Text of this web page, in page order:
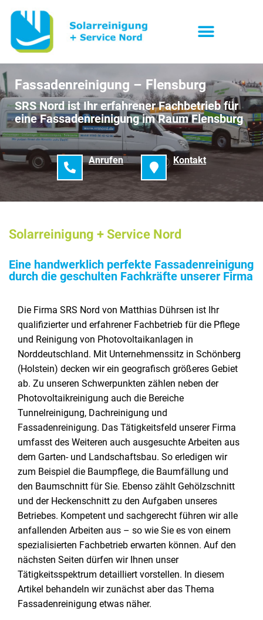
Fassadenreinigung – Flensburg
SRS Nord ist Ihr erfahrener Fachbetrieb für
eine Fassadenreinigung im Raum Flensburg
Anrufen Kontakt
Solarreinigung + Service Nord
Eine handwerklich perfekte Fassadenreinigung
durch die geschulten Fachkräfte unserer Firma
Die Firma SRS Nord von Matthias Dührsen ist Ihr
qualifizierter und erfahrener Fachbetrieb für die Pflege
und Reinigung von Photovoltaikanlagen in
Norddeutschland. Mit Unternehmenssitz in Schönberg
(Holstein) decken wir ein geografisch größeres Gebiet
ab. Zu unseren Schwerpunkten zählen neben der
Photovoltaikreinigung auch die Bereiche
Tunnelreinigung, Dachreinigung und
Fassadenreinigung. Das Tätigkeitsfeld unserer Firma
umfasst des Weiteren auch ausgesuchte Arbeiten aus
dem Garten- und Landschaftsbau. So erledigen wir
zum Beispiel die Baumpflege, die Baumfällung und
den Baumschnitt für Sie. Ebenso zählt Gehölzschnitt
und der Heckenschnitt zu den Aufgaben unseres
Betriebes. Kompetent und sachgerecht führen wir alle
anfallenden Arbeiten aus – so wie Sie es von einem
spezialisierten Fachbetrieb erwarten können. Auf den
nächsten Seiten dürfen wir Ihnen unser
Tätigkeitsspektrum detailliert vorstellen. In diesem
Artikel behandeln wir zunächst aber das Thema
Fassadenreinigung etwas näher.